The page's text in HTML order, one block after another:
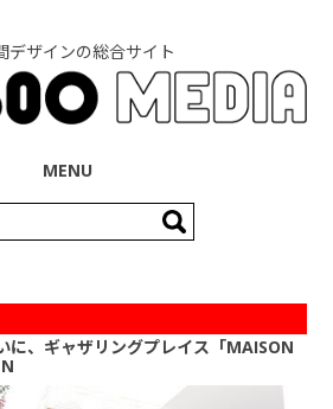
デザインの総合サイト
MENU
に、ギャザリングプレイス「MAISON